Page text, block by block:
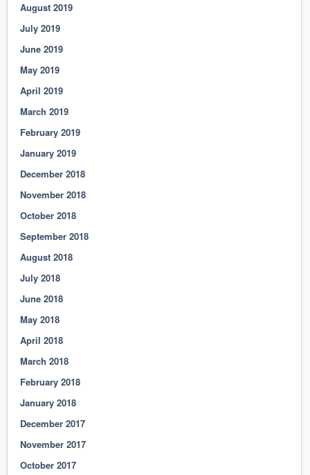
August 2019
July 2019
June 2019
May 2019
April 2019
March 2019
February 2019
January 2019
December 2018
November 2018
October 2018
September 2018
August 2018
July 2018
June 2018
May 2018
April 2018
March 2018
February 2018
January 2018
December 2017
November 2017
October 2017